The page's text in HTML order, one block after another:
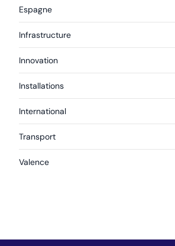
Espagne
Infrastructure
Innovation
Installations
International
Transport
Valence